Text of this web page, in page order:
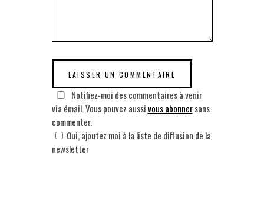
Notifiez-moi des commentaires à venir
via émail. Vous pouvez aussivous abonnersans
commenter.
Oui, ajoutez moi à la liste de diffusion de la
newsletter